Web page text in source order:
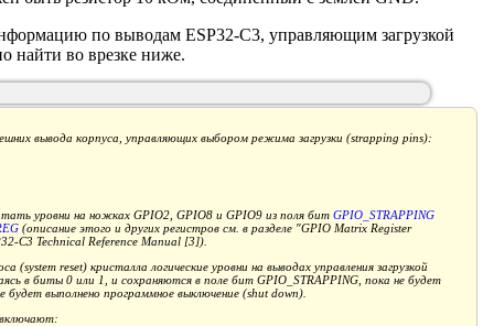
по выводам ESP32-C3, управляющим загрузкой
найти во врезке ниже.
вывода корпуса, управляющих выбором режима загрузки (strapping pins):
уровни на ножках GPIO2, GPIO8 и GPIO9 из поля бит GPIO_STRAPPING
(описание этого и других регистров см. в разделе "GPIO Matrix Register
C3 Technical Reference Manual [3]).
(system reset) кристалла логические уровни на выводах управления загрузкой
в биты 0 или 1, и сохраняются в поле бит GPIO_STRAPPING, пока не будет
будет выполнено программное выключение (shut down).